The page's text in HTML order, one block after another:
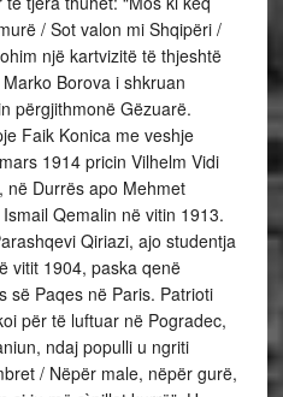
/ Sot valon mi Shqipëri /
një kartvizitë të thjeshtë
Borova i shkruan
përgjithmonë Gëzuarë.
Faik Konica me veshje
1914 pricin Vilhelm Vidi
në Durrës apo Mehmet
Qemalin në vitin 1913.
Qiriazi, ajo studentja
vitit 1904, paska qenë
së Paqes në Paris. Patrioti
për të luftuar në Pogradec,
ndaj populli u ngriti
/ Nëpër male, nëpër gurë,